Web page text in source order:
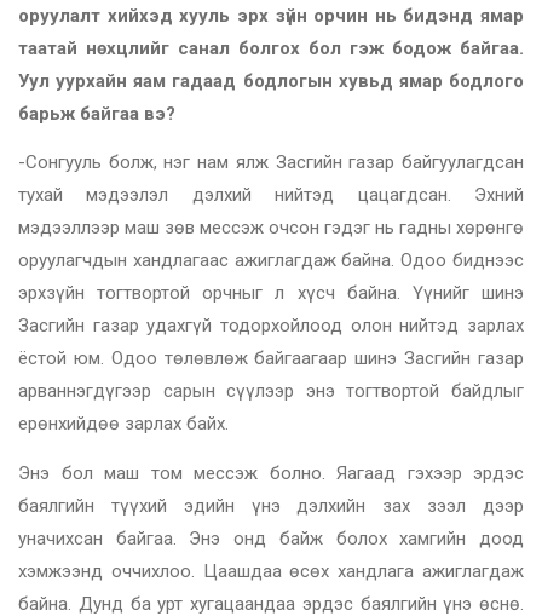
оруулалт хийхэд хууль эрх зүйн орчин нь бидэнд ямар
таатай нөхцлийг санал болгох бол гэж бодож байгаа.
Уул уурхайн яам гадаад бодлогын хувьд ямар бодлого
барьж байгаа вэ?
-Сонгууль болж, нэг нам ялж Засгийн газар байгуулагдсан
тухай мэдээлэл дэлхий нийтэд цацагдсан. Эхний
мэдээллээр маш зөв мессэж очсон гэдэг нь гадны хөрөнгө
оруулагчдын хандлагаас ажиглагдаж байна. Одоо биднээс
эрхзүйн тогтвортой орчныг л хүсч байна. Үүнийг шинэ
Засгийн газар удахгүй тодорхойлоод олон нийтэд зарлах
ёстой юм. Одоо төлөвлөж байгаагаар шинэ Засгийн газар
арваннэгдүгээр сарын сүүлээр энэ тогтвортой байдлыг
ерөнхийдөө зарлах байх.
Энэ бол маш том мессэж болно. Яагаад гэхээр эрдэс
баялгийн түүхий эдийн үнэ дэлхийн зах зээл дээр
уначихсан байгаа. Энэ онд байж болох хамгийн доод
хэмжээнд оччихлоо. Цаашдаа өсөх хандлага ажиглагдаж
байна. Дунд ба урт хугацаандаа эрдэс баялгийн үнэ өснө.